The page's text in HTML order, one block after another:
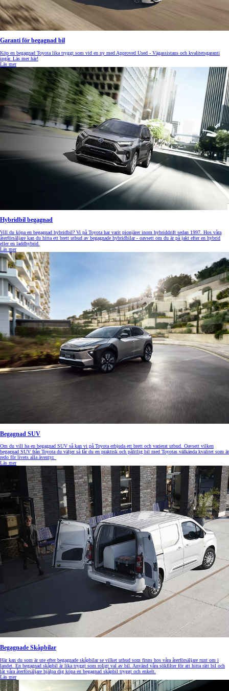
Garanti för begagnad bil
Köp en begagnad Toyota lika tryggt som vid en ny med Approved Used - Vägassistans och kvalitetsgaranti
ingår. Läs mer här!
Läs mer
Hybridbil begagnad
Vill du köpa en begagnad hybridbil? Vi på Toyota har varit pionjärer inom hybriddrift sedan 1997. Hos våra
återförsäljare kan du hitta ett brett utbud av begagnade hybridbilar - oavsett om du är på jakt efter en hybrid
eller en laddhybrid.
Läs mer
Begagnad SUV
Om du vill ha en begagnad SUV så kan vi på Toyota erbjuda ett brett och varierat utbud. Oavsett vilken
begagnad SUV från Toyota du väljer så får du en praktisk och pålitlig bil med Toyotas välkända kvalitet som är
redo för livets alla äventyr.
Läs mer
Begagnade Skåpbilar
Här kan du som är ute efter begagnade skåpbilar se vilket utbud som finns hos våra återförsäljare runt om i
landet. En begagnad skåpbil är lika tryggt som roligt val av bil. Använd våra sökfilter för att hitta rätt bil och
låt våra återförsäljare hjälpa dig köpa en begagnad skåpbil tryggt och enkelt.
Läs mer